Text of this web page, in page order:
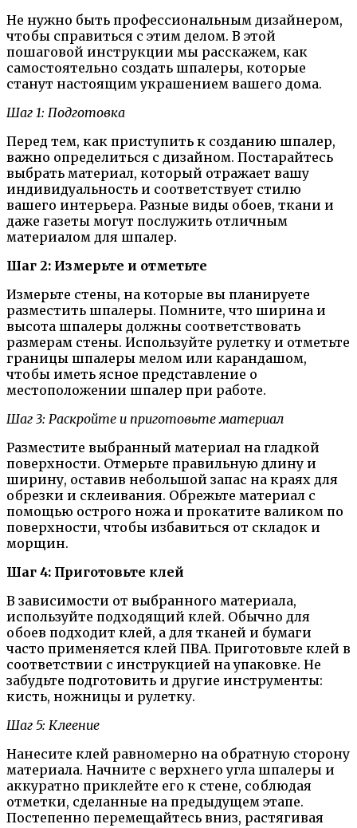
Не нужно быть профессиональным дизайнером,
чтобы справиться с этим делом. В этой
пошаговой инструкции мы расскажем, как
самостоятельно создать шпалеры, которые
станут настоящим украшением вашего дома.
Шаг 1: Подготовка
Перед тем, как приступить к созданию шпалер,
важно определиться с дизайном. Постарайтесь
выбрать материал, который отражает вашу
индивидуальность и соответствует стилю
вашего интерьера. Разные виды обоев, ткани и
даже газеты могут послужить отличным
материалом для шпалер.
Шаг 2: Измерьте и отметьте
Измерьте стены, на которые вы планируете
разместить шпалеры. Помните, что ширина и
высота шпалеры должны соответствовать
размерам стены. Используйте рулетку и отметьте
границы шпалеры мелом или карандашом,
чтобы иметь ясное представление о
местоположении шпалер при работе.
Шаг 3: Раскройте и приготовьте материал
Разместите выбранный материал на гладкой
поверхности. Отмерьте правильную длину и
ширину, оставив небольшой запас на краях для
обрезки и склеивания. Обрежьте материал с
помощью острого ножа и прокатите валиком по
поверхности, чтобы избавиться от складок и
морщин.
Шаг 4: Приготовьте клей
В зависимости от выбранного материала,
используйте подходящий клей. Обычно для
обоев подходит клей, а для тканей и бумаги
часто применяется клей ПВА. Приготовьте клей в
соответствии с инструкцией на упаковке. Не
забудьте подготовить и другие инструменты:
кисть, ножницы и рулетку.
Шаг 5: Клеение
Нанесите клей равномерно на обратную сторону
материала. Начните с верхнего угла шпалеры и
аккуратно приклейте его к стене, соблюдая
отметки, сделанные на предыдущем этапе.
Постепенно перемещайтесь вниз, растягивая